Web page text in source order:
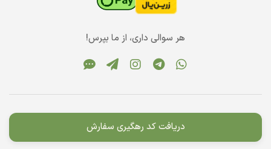
هر سوالی داری، از ما بپرس!
دریافت کد رهگیری سفارش